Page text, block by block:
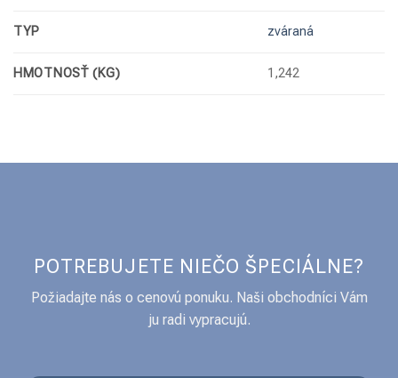
TYP zváraná
HMOTNOSŤ (KG) 1,242
POTREBUJETE NIEČO ŠPECIÁLNE?
Požiadajte nás o cenovú ponuku. Naši obchodníci Vám
ju radi vypracujú.